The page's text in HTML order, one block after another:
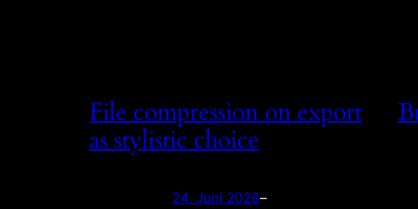
File compression on export
as stylistic choice
24. Juni 2026–